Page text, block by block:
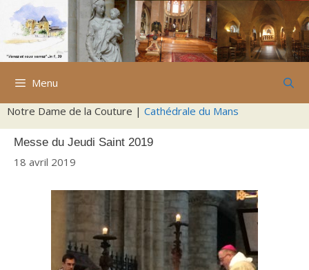
Aller
contenu
Menu
Notre Dame de la Couture | Cathédrale du Mans
Messe du Jeudi Saint 2019
18 avril 2019